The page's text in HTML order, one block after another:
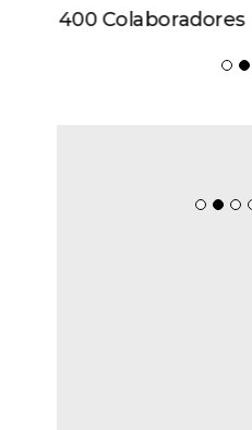
400 Colaboradores